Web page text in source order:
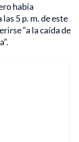
había
5 p. m. de este
“a la caída de